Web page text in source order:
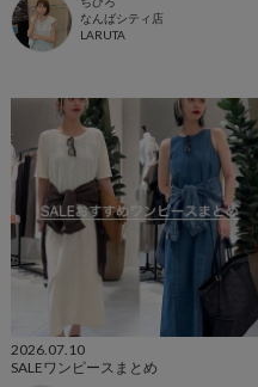
なんばシティ店
LARUTA
2026.07.10
SALEワンピースまとめ